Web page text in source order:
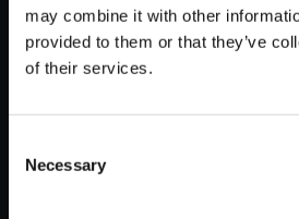
may combine it with other
provided to them or that they’ve
of their services.
Selection
Necessary
ス サウンド
150円